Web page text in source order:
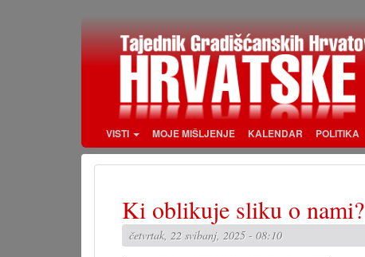
VISTI MOJE MIŠLJENJE KALENDAR POLITIKA
Ki oblikuje sliku o nami?
četvrtak, 22 svibanj, 2025 - 08:10